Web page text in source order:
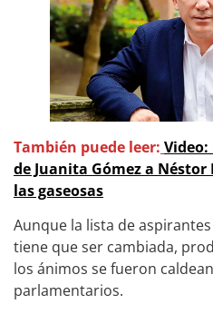
También puede leer:
de Juanita Gómez a
las gaseosas
Aunque la lista de
tiene que ser cambiada,
los ánimos se fueron
parlamentarios.